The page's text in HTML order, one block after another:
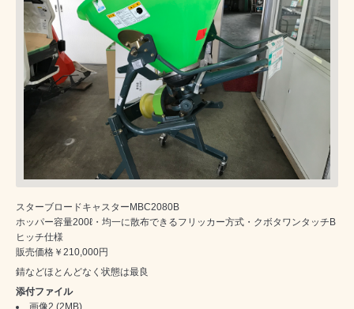
スターブロードキャスターMBC2080B
ホッパー容量200ℓ・均一に散布できるフリッカー方式・クボタワンタッチB
ヒッチ仕様
販売価格￥210,000円
錆などほとんどなく状態は最良
添付ファイル
画像2 (2MB)